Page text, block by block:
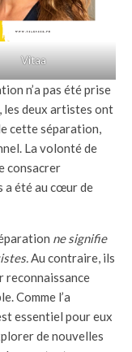
Vitaa
n’a pas été prise
les deux artistes ont
cette séparation,
La volonté de
consacrer
a été au cœur de
ne signifie
Au contraire, ils
reconnaissance
Comme l’a
essentiel pour eux
de nouvelles